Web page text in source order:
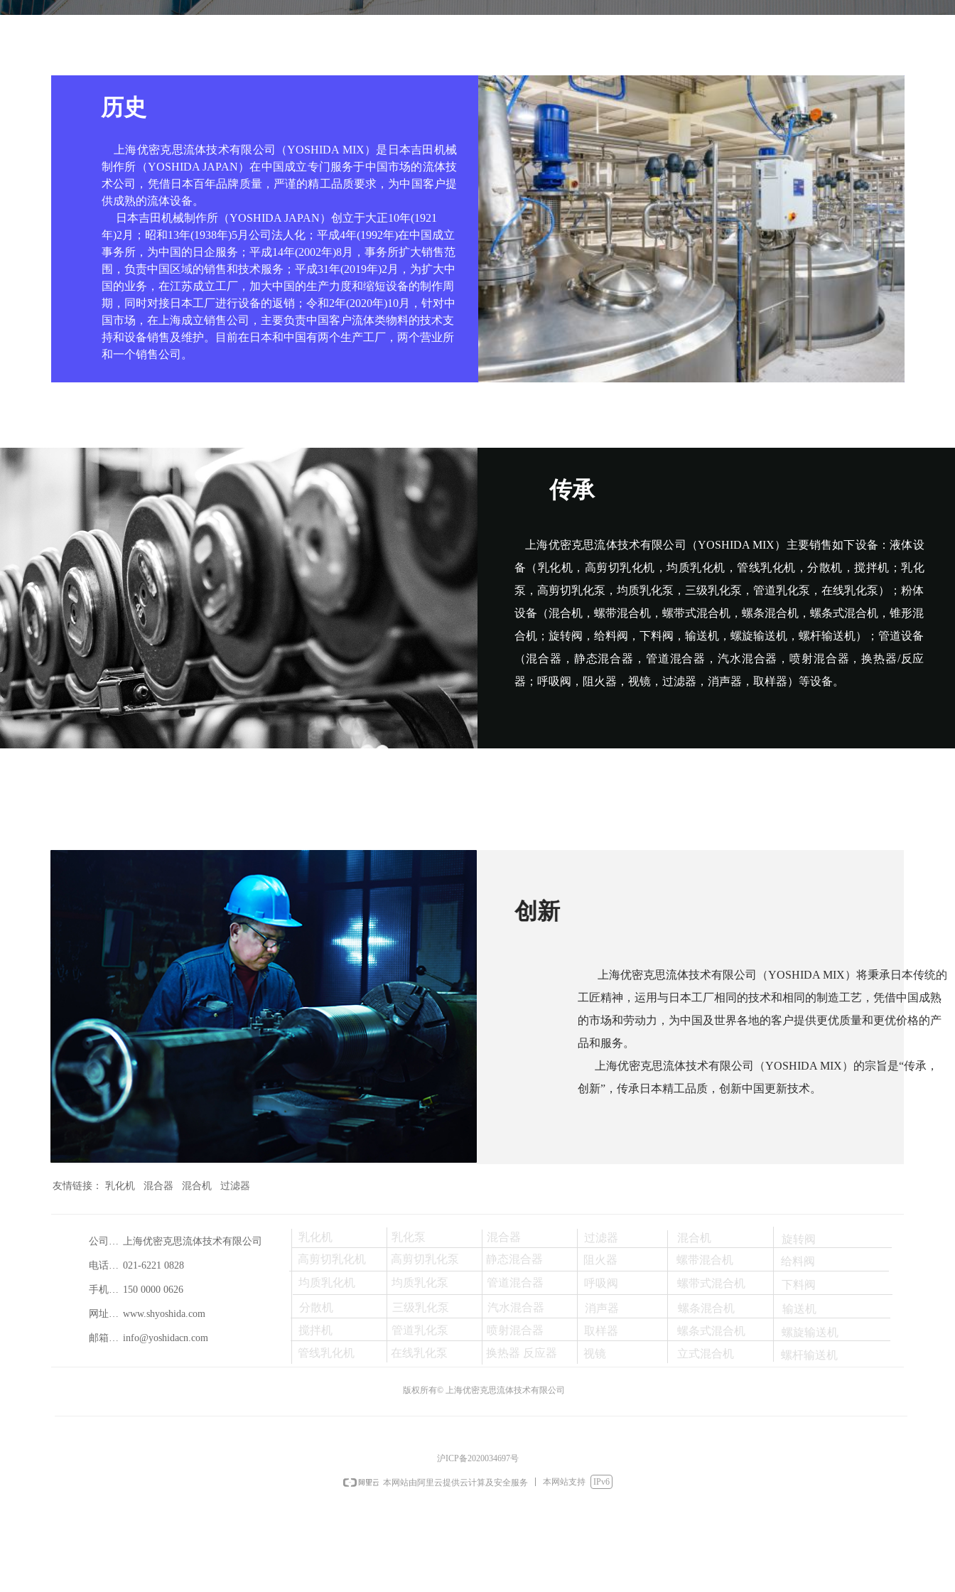
上海优密克思流体技术有限公司（YOSHIDA MIX）将秉承日本传统的
工匠精神，运用与日本工厂相同的技术和相同的制造工艺，凭借中国成熟
的市场和劳动力，为中国及世界各地的客户提供更优质量和更优价格的产
上海优密克思流体技术有限公司（YOSHIDA MIX）的宗旨是“传承，
创新”，传承日本精工品质，创新中国更新技术。
创新
上海优密克思流体技术有限公司（YOSHIDA MIX）主要销售如下设备：液体设
备（乳化机，高剪切乳化机，均质乳化机，管线乳化机，分散机，搅拌机；乳化
泵，高剪切乳化泵，均质乳化泵，三级乳化泵，管道乳化泵，在线乳化泵）；粉体
设备（混合机，螺带混合机，螺带式混合机，螺条混合机，螺条式混合机，锥形混
合机；旋转阀，给料阀，下料阀，输送机，螺旋输送机，螺杆输送机）；管道设备
（混合器，静态混合器，管道混合器，汽水混合器，喷射混合器，换热器/反应
器；呼吸阀，阻火器，视镜，过滤器，消声器，取样器）等设备。
传承
上海优密克思流体技术有限公司（YOSHIDA MIX）是日本吉田机械
制作所（YOSHIDA JAPAN）在中国成立专门服务于中国市场的流体技
术公司，凭借日本百年品牌质量，严谨的精工品质要求，为中国客户提
供成熟的流体设备。
日本吉田机械制作所（YOSHIDA JAPAN）创立于大正10年(1921
年)2 月；昭和13年(1938年)5月公司法人化；平成4年(1992年)在中国成立
事务所，为中国的日企服务；平成14年(2002年)8月，事务所扩大销售范
围，负责中国区域的销售和技术服务；平成31年(2019年)2 月，为扩大中
国的业务，在江苏成立工厂，加大中国的生产力度和缩短设备的制作周
期，同时对接日本工厂进行设备的返销；令和2年(2020年)10月，针对中
国市场，在上海成立销售公司，主要负责中国客户流体类物料的技术支
持和设备销售及维护。目前在日本和中国有两个生产工厂，两个营业所
和一个销售公司。
历史
传承
友情链接： 乳化机 混合器 混合机 过滤器
版权所有© 上海优密克思流体技术有限公司
公司名称： 上海优密克思流体技术有限公司
电话：021-88888888 021-6221 0828
手机：150 0000 0626 150 0000 0626
网址：www.shyoshida.com www.shyoshida.com
邮箱：info@shyoshida.com info@yoshidacn.com
乳化机
高剪切乳化机
均质乳化机
分散机
搅拌机
管线乳化机
高剪切乳化泵
在线乳化泵
乳化泵
均质乳化泵
管道乳化泵
三级乳化泵
静态混合器
换热器 反应器
混合器
管道混合器
喷射混合器
汽水混合器
阻火器
视镜
过滤器
呼吸阀
取样器
消声器
螺带混合机
立式混合机
混合机
螺带式混合机
螺条式混合机
螺条混合机
给料阀
螺杆输送机
旋转阀
下料阀
螺旋输送机
输送机
沪ICP备2020034697号
本网站由阿里云提供云计算及安全服务 本网站支持 IPv6